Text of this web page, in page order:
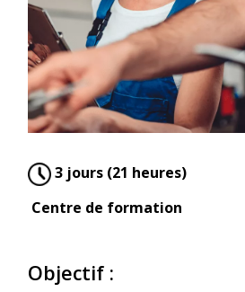
3 jours (21 heures)
Centre de formation
Objectif :